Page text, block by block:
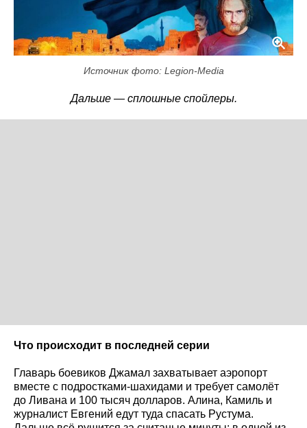
Источник фото: Legion-Media
Дальше — сплошные спойлеры.
Что происходит в последней серии
Главарь боевиков Джамал захватывает аэропорт
вместе с подростками-шахидами и требует самолёт
до Ливана и 100 тысяч долларов. Алина, Камиль и
журналист Евгений едут туда спасать Рустума.